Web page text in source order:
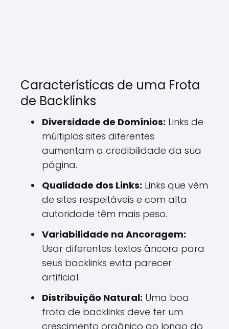
Características de uma Frota
de Backlinks
Diversidade de Domínios: Links de
múltiplos sites diferentes
aumentam a credibilidade da sua
página.
Qualidade dos Links: Links que vêm
de sites respeitáveis e com alta
autoridade têm mais peso.
Variabilidade na Ancoragem:
Usar diferentes textos âncora para
seus backlinks evita parecer
artificial.
Distribuição Natural: Uma boa
frota de backlinks deve ter um
crescimento orgânico ao longo do